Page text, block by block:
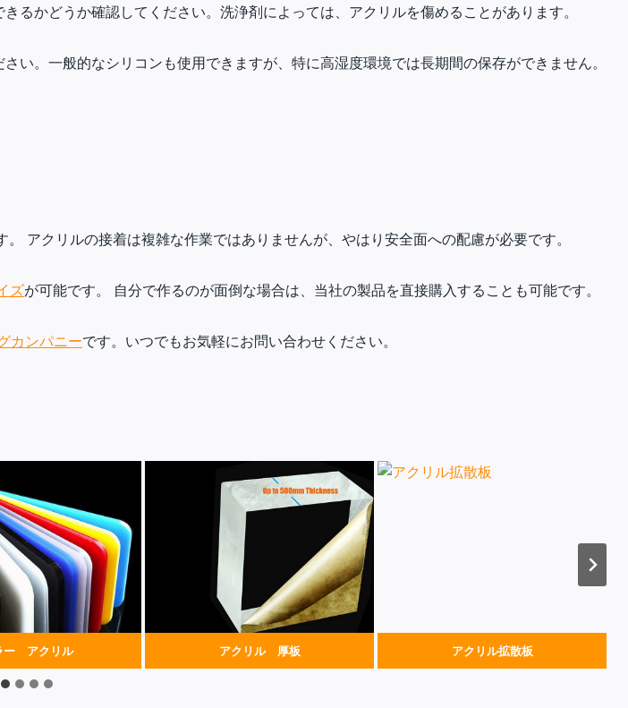
かどうか確認してください。洗浄剤によっては、アクリルを傷めることがあります。
。一般的なシリコンも使用できますが、特に高湿度環境では長期間の保存ができません。
アクリルの接着は複雑な作業ではありませんが、やはり安全面への配慮が必要です。
ズが可能です。 自分で作るのが面倒な場合は、当社の製品を直接購入することも可能です。
カンパニーです。いつでもお気軽にお問い合わせください。
ー アクリル アクリル 厚板 アクリル拡散板